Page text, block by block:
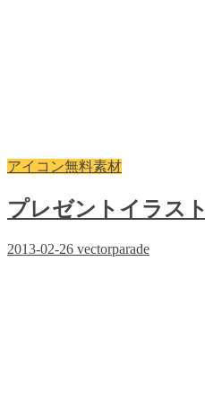
アイコン無料素材
プレゼントイラスト
2013-02-26 vectorparade